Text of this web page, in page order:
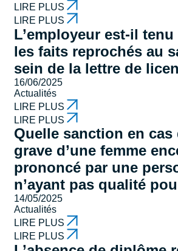
LIRE PLUS
LIRE PLUS
L’employeur est-il
les faits reprochés au
sein de la lettre de
16/06/2025
Actualités
LIRE PLUS
LIRE PLUS
Quelle sanction en cas
grave d’une femme
prononcé par une
n’ayant pas qualité
14/05/2025
Actualités
LIRE PLUS
LIRE PLUS